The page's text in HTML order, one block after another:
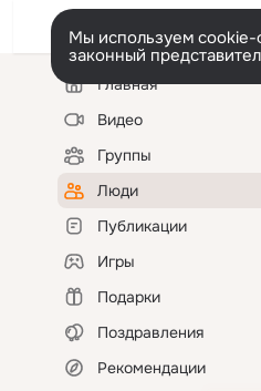
Мы используем cookie-
законный
Левая
колонкаГлавная
Видео
Группы
Люди
Публикации
Игры
Подарки
Поздравления
Рекомендации